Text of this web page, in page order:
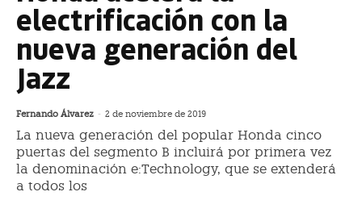
electrificación con la
nueva generación del
Jazz
Fernando Álvarez - 2 de noviembre de 2019
La nueva generación del popular Honda cinco
puertas del segmento B incluirá por primera vez
la denominación e:Technology, que se extenderá
a todos los